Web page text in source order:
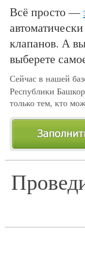
Всё просто —
клапанов. А
выберете
Сейчас в нашей
Республики
только тем, кто